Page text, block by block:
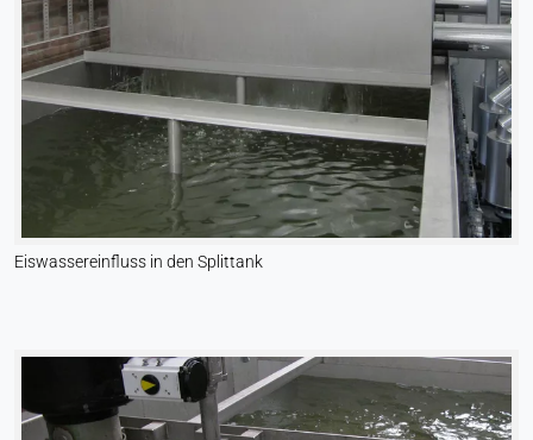
Eiswassereinfluss in den Splittank
Cookie Laufzeit:
Dauerhaft
Hotjar
Name:
hjSession#, hjSessionUser#,
_hjAbsoluteSessionInProgress
Anbieter:
Analyse des Nutzerverhaltens
Cookie Laufzeit:
Sitzung - 1 Jahr